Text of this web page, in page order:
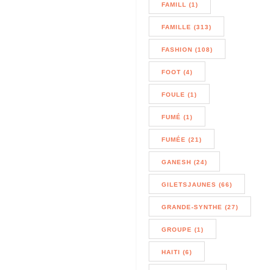
FAMILL (1)
FAMILLE (313)
FASHION (108)
FOOT (4)
FOULE (1)
FUMÉ (1)
FUMÉE (21)
GANESH (24)
GILETSJAUNES (66)
GRANDE-SYNTHE (27)
GROUPE (1)
HAITI (6)